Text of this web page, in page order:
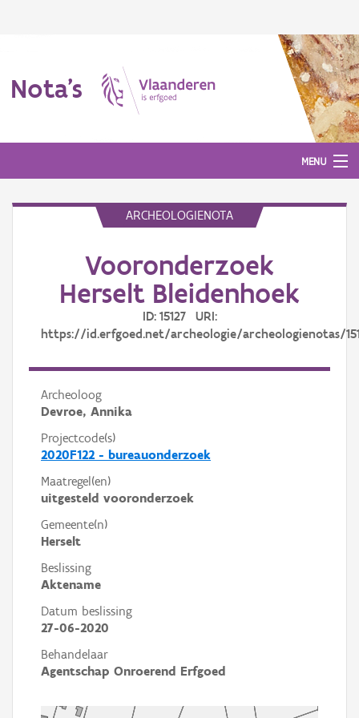
Nota's
MENU
ARCHEOLOGIENOTA
Vooronderzoek
Herselt Bleidenhoek
ID: 15127 URI:
https://id.erfgoed.net/archeologie/archeologienotas/
Archeoloog
Devroe, Annika
Projectcode(s)
2020F122 - bureauonderzoek
Maatregel(en)
uitgesteld vooronderzoek
Gemeente(n)
Herselt
Beslissing
Aktename
Datum beslissing
27-06-2020
Behandelaar
Agentschap Onroerend Erfgoed